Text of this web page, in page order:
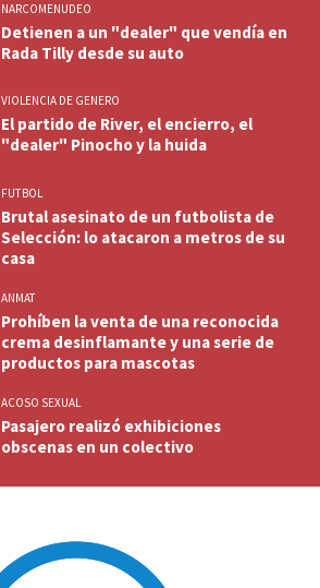
NARCOMENUDEO
Detienen a un "dealer" que vendía en
Rada Tilly desde su auto
VIOLENCIA DE GENERO
El partido de River, el encierro, el
"dealer" Pinocho y la huida
FUTBOL
Brutal asesinato de un futbolista de
Selección: lo atacaron a metros de su
casa
ANMAT
Prohíben la venta de una reconocida
crema desinflamante y una serie de
productos para mascotas
ACOSO SEXUAL
Pasajero realizó exhibiciones
obscenas en un colectivo